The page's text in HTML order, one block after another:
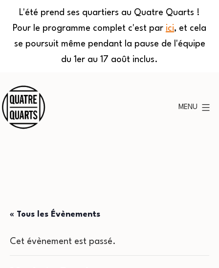
L'été prend ses quartiers au Quatre Quarts !
Pour le programme complet c'est par ici, et cela
se poursuit même pendant la pause de l'équipe
du 1er au 17 août inclus.
au
contenu
MENU
« Tous les Évènements
Cet évènement est passé.